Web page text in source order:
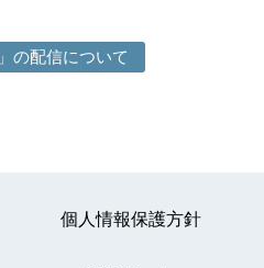
の配信について
個人情報保護方針